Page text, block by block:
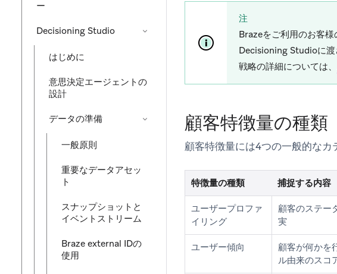
ー
Decisioning Studio
はじめに
意思決定エージェントの
設計
データの準備
一般原則
重要なデータアセッ
ト
スナップショットと
イベントストリーム
Braze external IDの
使用
注
Brazeをご利用のお客
Decisioning Studioに渡
戦略の詳細については、
顧客特徴量の種類
顧客特徴量には4つの一般的なカ
特徴量の種類 捕捉する内容
ユーザープロファ
イリング
顧客のステー
実
ユーザー傾向
顧客が何かを
ル由来のスコ